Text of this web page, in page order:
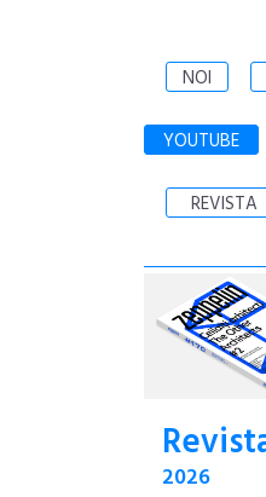
NOI
YOUTUBE
REVISTA
2026